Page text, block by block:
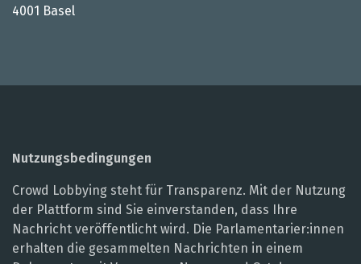
4001 Basel
Nutzungsbedingungen
Crowd Lobbying steht für Transparenz. Mit der Nutzung
der Plattform sind Sie einverstanden, dass Ihre
Nachricht veröffentlicht wird. Die Parlamentarier:innen
erhalten die gesammelten Nachrichten in einem